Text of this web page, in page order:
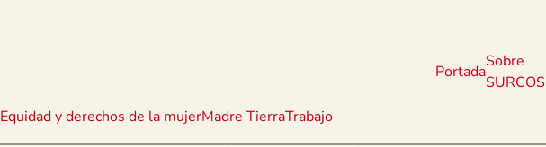
Equidad y derechos de la mujerMadre TierraTrabajo
Portada
Sobre
SURCOS